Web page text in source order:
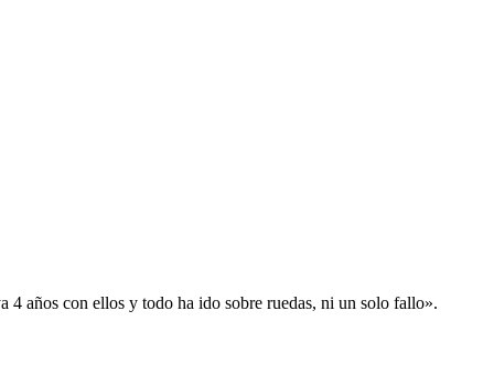
años con ellos y todo ha ido sobre ruedas, ni un solo fallo».